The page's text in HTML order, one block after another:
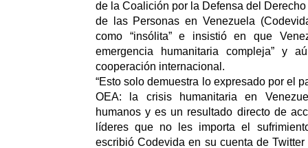
de la Coalición por la Defensa del
de las Personas en Venezuela
como “insólita” e insistió en que
emergencia humanitaria compleja” y
cooperación internacional.
“Esto solo demuestra lo expresado por el
OEA: la crisis humanitaria en
humanos y es un resultado directo de
líderes que no les importa el
escribió Codevida en su cuenta de